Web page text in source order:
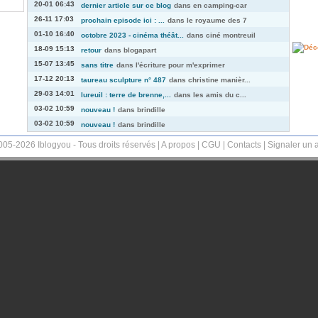
20-01 06:43
dernier article sur ce blog dans en camping-car
26-11 17:03
prochain episode ici : ... dans le royaume des 7
01-10 16:40
octobre 2023 - cinéma théât... dans ciné montreuil
18-09 15:13
retour dans blogapart
15-07 13:45
sans titre dans l'écriture pour m'exprimer
17-12 20:13
taureau sculpture n° 487 dans christine manièr...
29-03 14:01
lureuil : terre de brenne,... dans les amis du c...
03-02 10:59
nouveau ! dans brindille
03-02 10:59
nouveau ! dans brindille
2026 Iblogyou - Tous droits réservés | A propos CGU Contacts Signaler un